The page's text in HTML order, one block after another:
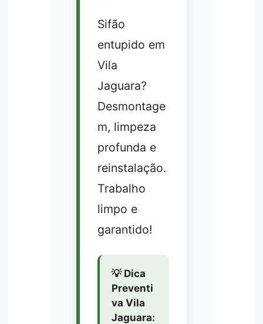
Sifão
entupido em
Vila
Jaguara?
Desmontage
m, limpeza
profunda e
reinstalação.
Trabalho
limpo e
garantido!
💡 Dica
Preventi
va Vila
Jaguara: